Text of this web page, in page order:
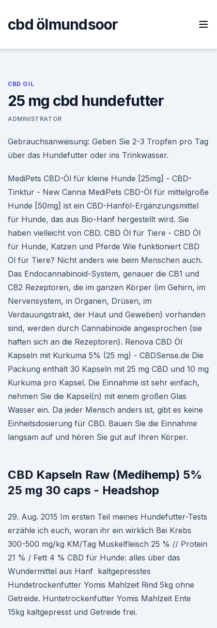
content
cbd ölmundsoor
CBD OIL
25 mg cbd hundefutter
ADMINISTRATOR
Gebrauchsanweisung: Geben Sie 2-3 Tropfen pro Tag
über das Hundefutter oder ins Trinkwasser.
MediPets CBD-Öl für kleine Hunde [25mg] - CBD-
Tinktur - New Canna MediPets CBD-Öl für mittelgroße
Hunde [50mg] ist ein CBD-Hanföl-Ergänzungsmittel
für Hunde, das aus Bio-Hanf hergestellt wird. Sie
haben vielleicht von CBD. CBD Öl für Tiere - CBD Öl
für Hunde, Katzen und Pferde Wie funktioniert CBD
Öl für Tiere? Nicht anders wie beim Menschen auch.
Das Endocannabinoid-System, genauer die CB1 und
CB2 Rezeptoren, die im ganzen Körper (im Gehirn, im
Nervensystem, in Organen, Drüsen, im
Verdauungstrakt, der Haut und Geweben) vorhanden
sind, werden durch Cannabinoide angesprochen (sie
haften sich an die Rezeptoren). Renova CBD Öl
Kapseln mit Kurkuma 5% (25 mg) - CBDSense.de Die
Packung enthält 30 Kapseln mit 25 mg CBD und 10 mg
Kurkuma pro Kapsel. Die Einnahme ist sehr einfach,
nehmen Sie die Kapsel(n) mit einem großen Glas
Wasser ein. Da jeder Mensch anders ist, gibt es keine
Einheitsdosierung für CBD. Bauen Sie die Einnahme
langsam auf und hören Sie gut auf Ihren Körper.
CBD Kapseln Raw (Medihemp) 5%
25 mg 30 caps - Headshop
29. Aug. 2015 Im ersten Teil meines Hundefutter-Tests
erzähle ich euch, woran ihr ein wirklich Bei Krebs
300-500 mg/kg KM/Tag Muskelfleisch 25 % // Protein
21 % / Fett 4 % CBD für Hunde: alles über das
Wundermittel aus Hanf kaltgepresstes
Hundetrockenfutter Yomis Mahlzeit Rind 5kg ohne
Getreide. Huntetrockenfutter Yomis Mahlzeit Ente
15kg kaltgepresst und Getreide frei.